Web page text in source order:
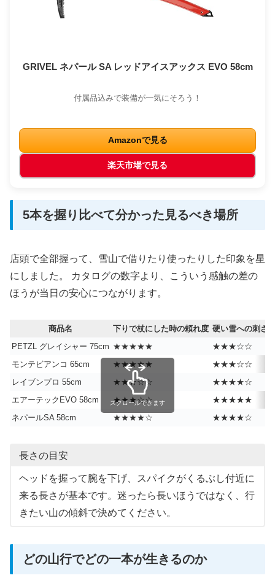
GRIVEL ネパール SA レッドアイスアックス EVO 58cm
付属品込みで装備が一気にそろう！
Amazonで見る
楽天市場で見る
5本を握り比べて分かった見るべき場所
店頭で全部握って、雪山で借りたり使ったりした印象を星
にしました。 カタログの数字より、こういう感触の差の
ほうが当日の安心につながります。
商品名 下りで杖にした時の頼れ度 硬い雪への刺さ
PETZL グレイシャー 75cm ★★★★★
★★★☆☆
モンテビアンコ 65cm
★★★★★
★★★☆☆
レイブンプロ 55cm
★★★☆☆
★★★★☆
エアーテックEVO 58cm
★★★☆☆
★★★★★
ネパールSA 58cm
★★★★☆ ★★★★☆
スクロールできます
長さの目安
ヘッドを握って腕を下げ、スパイクがくるぶし付近に
来る長さが基本です。迷ったら長いほうではなく、行
きたい山の傾斜で決めてください。
どの山行でどの一本が生きるのか